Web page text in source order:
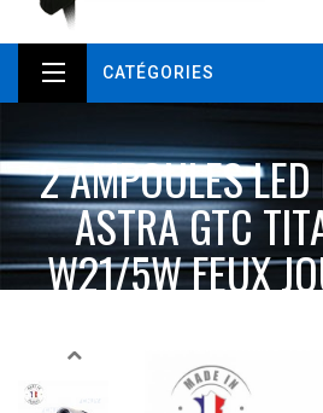
CATÉGORIES
2 AMPOULES
ASTRA GTC
W21/5W FEUX